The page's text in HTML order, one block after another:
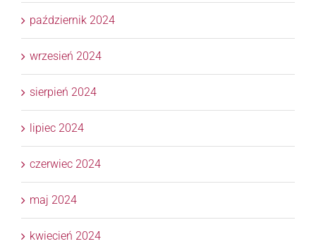
październik 2024
wrzesień 2024
sierpień 2024
lipiec 2024
czerwiec 2024
maj 2024
kwiecień 2024